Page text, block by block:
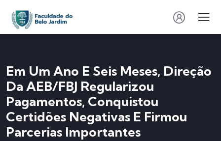
Em Um Ano E Seis Meses, Direção
Da AEB/FBJ Regularizou
Pagamentos, Conquistou
Certidões Negativas E Firmou
Parcerias Importantes